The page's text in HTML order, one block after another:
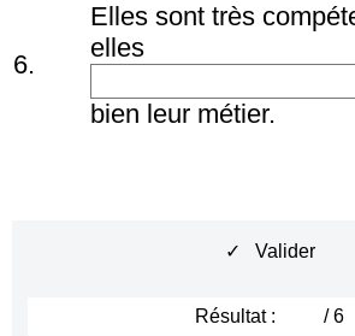
6.
Elles sont très
elles
bien leur métier.
✓ Valider
Résultat : / 6